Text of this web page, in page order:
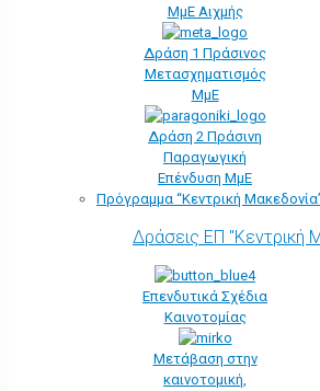
ΜμΕ Αιχμής
Δράση 1 Πράσινος
Μετασχηματισμός
ΜμΕ
Δράση 2 Πράσινη
Παραγωγική
Επένδυση ΜμΕ
Πρόγραμμα “Κεντρική
Δράσεις ΕΠ "Κεντρική
Επενδυτικά Σχέδια
Καινοτομίας
Μετάβαση στην
καινοτομική,